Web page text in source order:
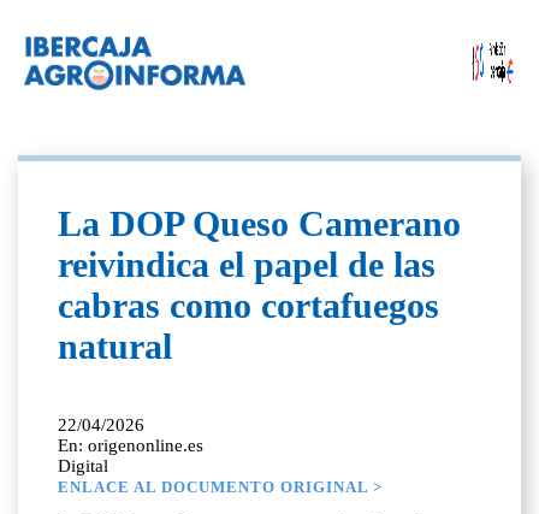
La DOP Queso Camerano
reivindica el papel de las
cabras como cortafuegos
natural
22/04/2026
En: origenonline.es
Digital
ENLACE AL DOCUMENTO ORIGINAL >